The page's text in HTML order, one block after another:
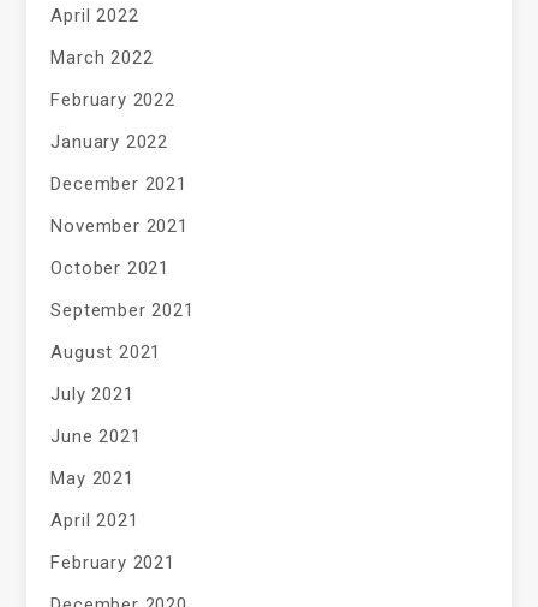
April 2022
March 2022
February 2022
January 2022
December 2021
November 2021
October 2021
September 2021
August 2021
July 2021
June 2021
May 2021
April 2021
February 2021